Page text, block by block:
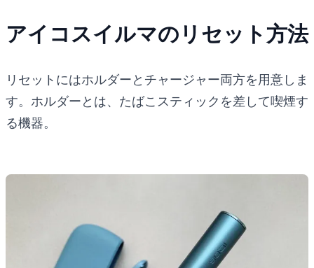
アイコスイルマのリセット方法
リセットにはホルダーとチャージャー両方を用意しま
す。ホルダーとは、たばこスティックを差して喫煙す
る機器。